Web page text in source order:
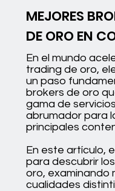
MEJORES
DE ORO EN
En el mundo
trading de oro,
un paso
brokers de oro
gama de
abrumador para
principales
En este artículo,
para descubrir
oro, examinando
cualidades